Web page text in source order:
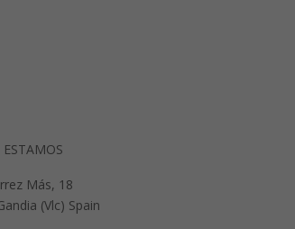
Más, 18
(Vlc) Spain